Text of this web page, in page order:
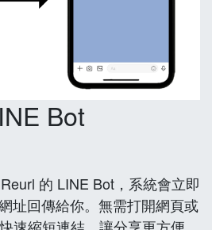
Bot
的 LINE Bot，系統會立即
址回傳給你。無需打開網頁或